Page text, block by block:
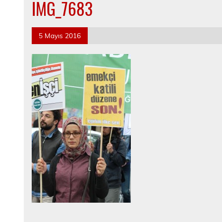
IMG_7683
5 Mayıs 2016